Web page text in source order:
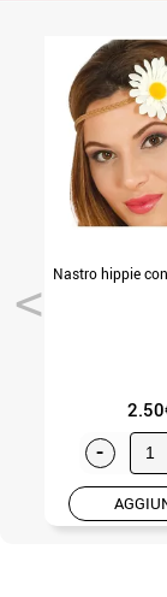
Nastro hippie
-